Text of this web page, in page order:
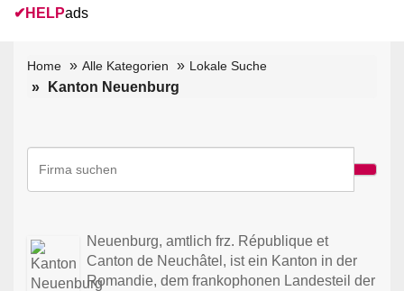
✔ HELPads
Home Alle Kategorien Lokale Suche
Kanton Neuenburg
Neuenburg, amtlich frz. République et
Canton de Neuchâtel, ist ein Kanton in der
Romandie, dem frankophonen Landesteil der